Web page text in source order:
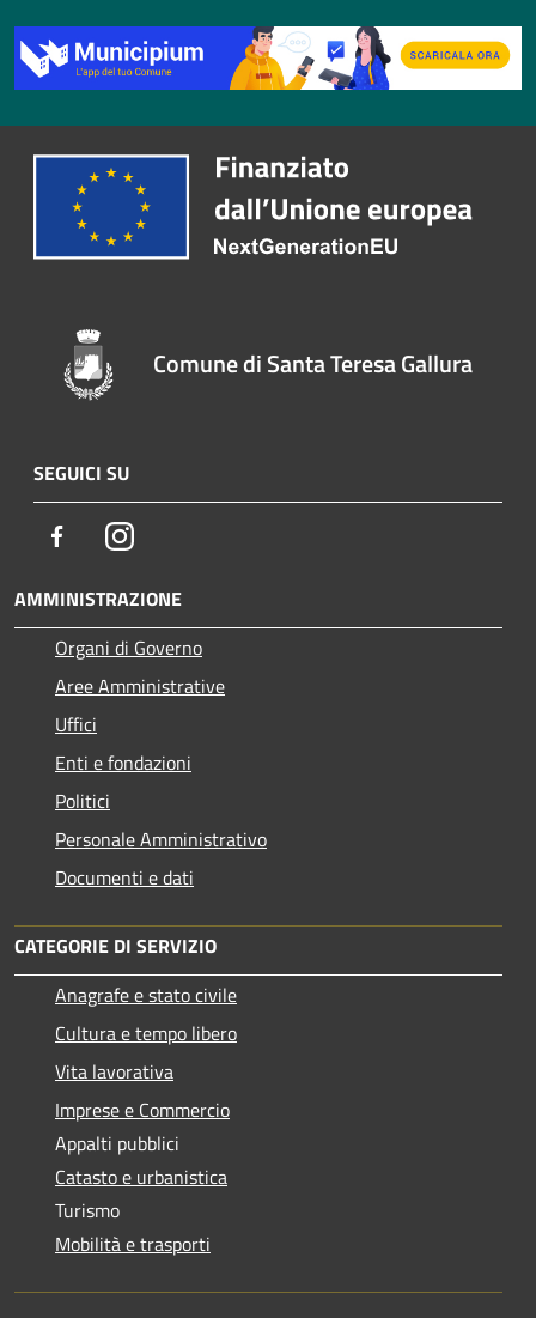
Comune di Santa Teresa Gallura
SEGUICI SU
FacebookInstagram
AMMINISTRAZIONE
Organi di Governo
Aree Amministrative
Uffici
Enti e fondazioni
Politici
Personale Amministrativo
Documenti e dati
CATEGORIE DI SERVIZIO
Anagrafe e stato civile
Cultura e tempo libero
Vita lavorativa
Imprese e Commercio
Appalti pubblici
Catasto e urbanistica
Turismo
Mobilità e trasporti